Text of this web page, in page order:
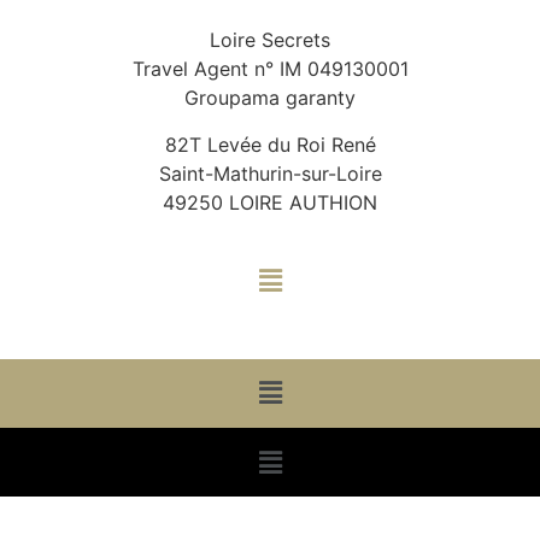
Loire Secrets
Travel Agent n° IM 049130001
Groupama garanty
82T Levée du Roi René
Saint-Mathurin-sur-Loire
49250 LOIRE AUTHION